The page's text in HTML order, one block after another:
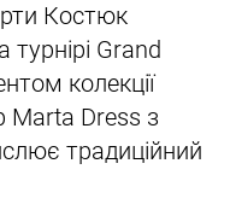
Костюк
турнірі Grand
колекції
Marta Dress з
традиційний